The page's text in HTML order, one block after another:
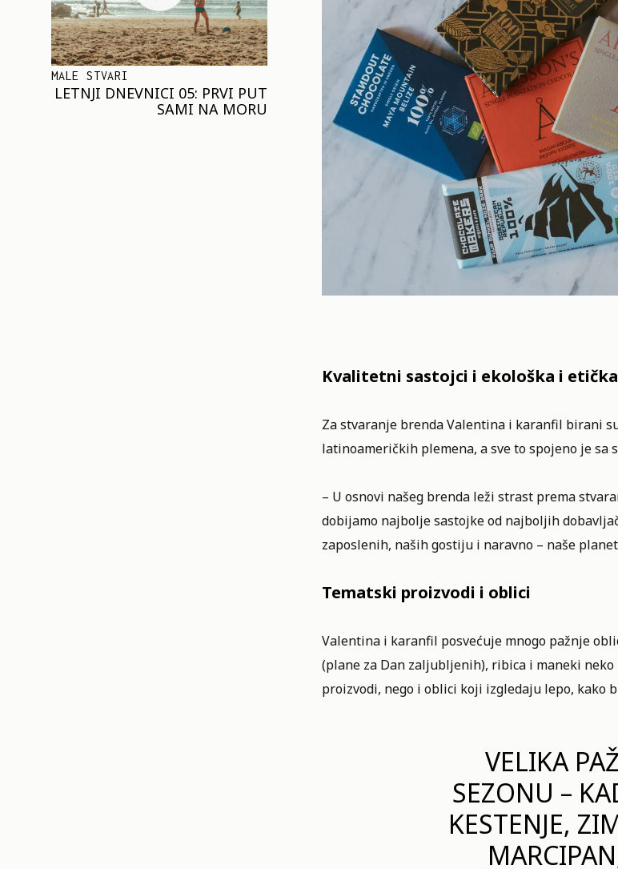
MALE STVARI
LETNJI DNEVNICI 05: PRVI PUT
SAMI NA MORU
Kvalitetni sastojci i ekološka i
Za stvaranje brenda Valentina i karanfil birani
latinoameričkih plemena, a sve to spojeno je sa
– U osnovi našeg brenda leži strast prema
dobijamo najbolje sastojke od najboljih
zaposlenih, naših gostiju i naravno – naše
Tematski proizvodi i oblici
Valentina i karanfil posvećuje mnogo pažnje
(plane za Dan zaljubljenih), ribica i maneki
proizvodi, nego i oblici koji izgledaju lepo, kako
VELIKA
SEZONU –
KESTENJE,